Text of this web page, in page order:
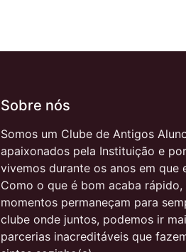
Sobre nós
Somos um Clube de Antigos
apaixonados pela Instituição e
vivemos durante os anos em que
Como o que é bom acaba rápido,
momentos permaneçam para
clube onde juntos, podemos ir
parcerias inacreditáveis que